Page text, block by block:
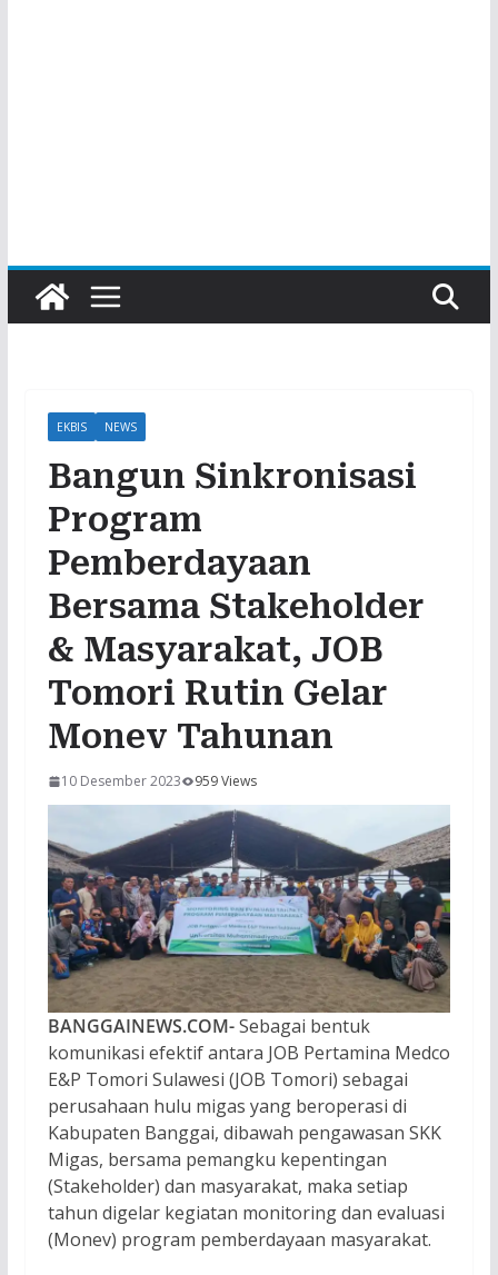
EKBIS NEWS
Bangun Sinkronisasi
Program
Pemberdayaan
Bersama Stakeholder
& Masyarakat, JOB
Tomori Rutin Gelar
Monev Tahunan
10 Desember 2023 959 Views
BANGGAINEWS.COM-Sebagai bentuk
komunikasi efektif antara JOB Pertamina Medco
E&P Tomori Sulawesi (JOB Tomori) sebagai
perusahaan hulu migas yang beroperasi di
Kabupaten Banggai, dibawah pengawasan SKK
Migas, bersama pemangku kepentingan
(Stakeholder) dan masyarakat, maka setiap
tahun digelar kegiatan monitoring dan evaluasi
(Monev) program pemberdayaan masyarakat.